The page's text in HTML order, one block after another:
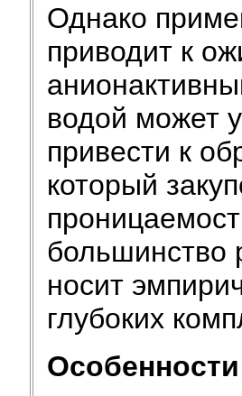
Однако
приводит к
водой может
привести к
который
большинство
носит
глубоких